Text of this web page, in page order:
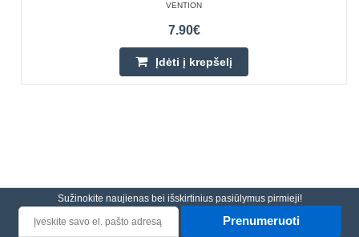
VENTION
7.90€
Įdėti į krepšelį
Sužinokite naujienas bei išskirtinius pasiūlymus pirmieji!
Prenumeruoti